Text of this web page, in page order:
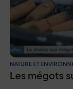
NATURE ET
Les mégots